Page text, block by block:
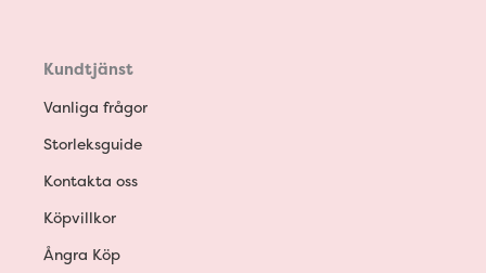
Kundtjänst
Vanliga frågor
Storleksguide
Kontakta oss
Köpvillkor
Ångra Köp